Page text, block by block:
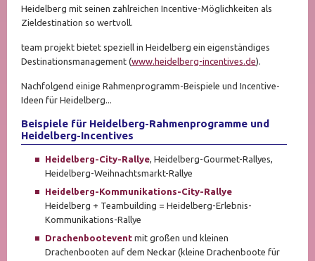
Heidelberg mit seinen zahlreichen Incentive-Möglichkeiten als
Zieldestination so wertvoll.
team projekt bietet speziell in Heidelberg ein eigenständiges
Destinationsmanagement (www.heidelberg-incentives.de).
Nachfolgend einige Rahmenprogramm-Beispiele und Incentive-
Ideen für Heidelberg...
Beispiele für Heidelberg-Rahmenprogramme und
Heidelberg-Incentives
Heidelberg-City-Rallye, Heidelberg-Gourmet-Rallyes,
Heidelberg-Weihnachtsmarkt-Rallye
Heidelberg-Kommunikations-City-Rallye
Heidelberg + Teambuilding = Heidelberg-Erlebnis-
Kommunikations-Rallye
Drachenbootevent mit großen und kleinen
Drachenbooten auf dem Neckar (kleine Drachenboote für